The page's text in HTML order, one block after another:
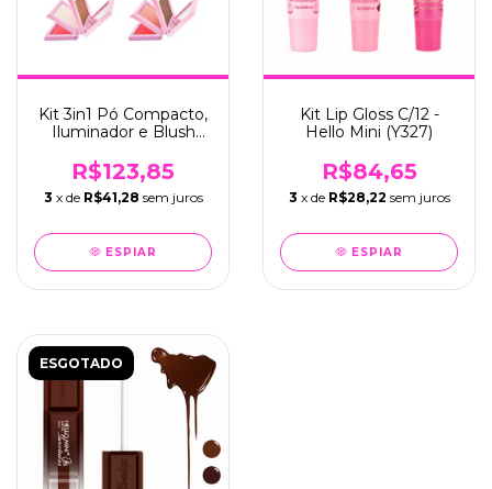
Kit 3in1 Pó Compacto,
Iluminador e Blush
(X070)
R$123,85
3 x de R$41,28 sem juros
ESPIAR
Kit Lip Gloss C/12 -
Hello Mini (Y327)
R$84,65
3 x de R$28,22 sem juros
ESPIAR
ESGOTADO